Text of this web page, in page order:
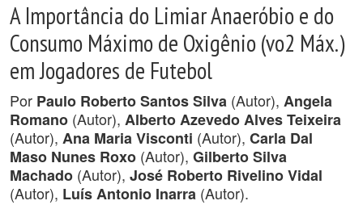
A Importância do Limiar Anaeróbio e do
Consumo Máximo de Oxigênio (vo2 Máx.)
em Jogadores de Futebol
Por Paulo Roberto Santos Silva (Autor), Angela
Romano (Autor), Alberto Azevedo Alves Teixeira
(Autor), Ana Maria Visconti (Autor), Carla Dal
Maso Nunes Roxo (Autor), Gilberto Silva
Machado (Autor), José Roberto Rivelino Vidal
(Autor), Luís Antonio Inarra (Autor).